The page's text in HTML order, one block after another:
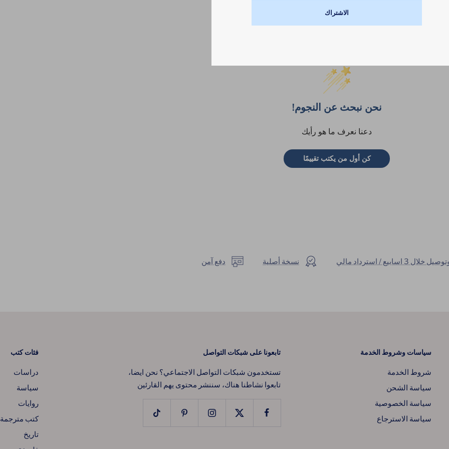
الاشتراك
تقييمات العملاء
نحن نبحث عن النجوم!
دعنا نعرف ما هو رأيك
كن أول من يكتب تقييمًا
3 اسابيع / استرداد مالي نسخة أصلية دفع آمن
سياسات وشروط الخدمة
شروط الخدمة
سياسة الشحن
سياسة الخصوصية
سياسة الاسترجاع
تابعونا على شبكات التواصل
تستخدمون شبكات التواصل الاجتماعي؟ نحن ايضا،
تابعوا نشاطنا هناك، سننشر محتوى يهم القارئين
فئات كتب
دراسات
سياسة
روايات
كتب مترجمة
تاريخ